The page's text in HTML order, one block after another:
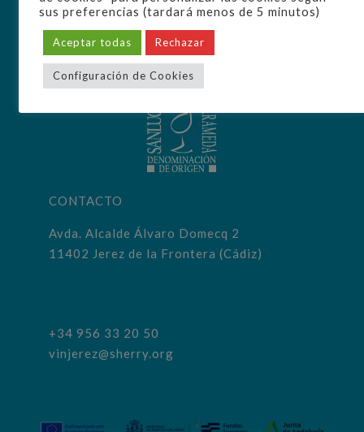
CONTACTO
Avda. Alcalde Álvaro Domecq 2
11402 Jerez de la Frontera (Cádiz)
+34 956 33 20 50
vinjerez@sherry.org
sus preferencias (tardará menos de 5 minutos)
Aceptar todas Rechazar
Configuración de Cookies